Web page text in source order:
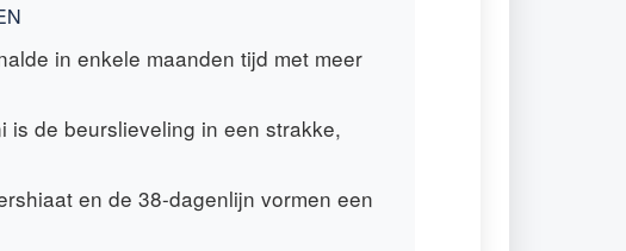
in enkele maanden tijd met meer
is de beurslieveling in een strakke,
en de 38-dagenlijn vormen een